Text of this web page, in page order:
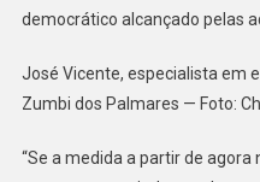
democrático alcançado pelas
José Vicente, especialista em
Zumbi dos Palmares — Foto:
“Se a medida a partir de